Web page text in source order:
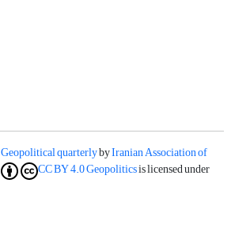
Geopolitical quarterlybyIranian Association of
Geopoliticsis licensed under
CC BY 4.0